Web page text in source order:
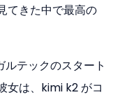
てきた中で最高の
テックのスタート
女は、kimi k2 がコ